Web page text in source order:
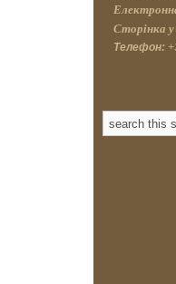
Сторінка
Телефон: